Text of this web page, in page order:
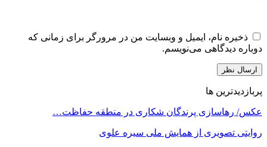
ذخیره نام، ایمیل و وبسایت من در مرورگر برای زمانی که
دوباره دیدگاهی می‌نویسم.
پربازدیدترین ها
عکس/ رهاسازی پرندگان شکاری در منطقه حفاظت…
روایتی تصویری از همایش ملی سیره علوی